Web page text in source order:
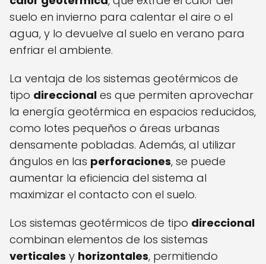
suelo en invierno para calentar el aire o el
agua, y lo devuelve al suelo en verano para
enfriar el ambiente.
La ventaja de los sistemas geotérmicos de
tipo direccional es que permiten aprovechar
la energía geotérmica en espacios reducidos,
como lotes pequeños o áreas urbanas
densamente pobladas. Además, al utilizar
ángulos en las perforaciones, se puede
aumentar la eficiencia del sistema al
maximizar el contacto con el suelo.
Los sistemas geotérmicos de tipo direccional
combinan elementos de los sistemas
verticales y horizontales, permitiendo